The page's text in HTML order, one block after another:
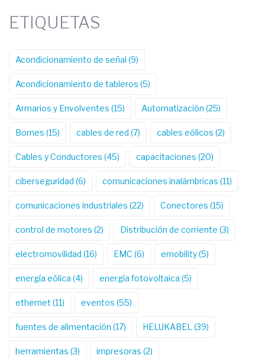
ETIQUETAS
Acondicionamiento de señal (9)
Acondicionamiento de tableros (5)
Armarios y Envolventes (15) Automatización (25)
Bornes (15) cables de red (7) cables eólicos (2)
Cables y Conductores (45) capacitaciones (20)
ciberseguridad (6) comunicaciones inalámbricas (11)
comunicaciones industriales (22) Conectores (15)
control de motores (2) Distribución de corriente (3)
electromovilidad (16) EMC (6) emobility(5)
energía eólica (4) energía fotovoltaica (5)
ethernet (11) eventos (55)
fuentes de alimentación (17) HELUKABEL (39)
herramientas (3) impresoras (2)